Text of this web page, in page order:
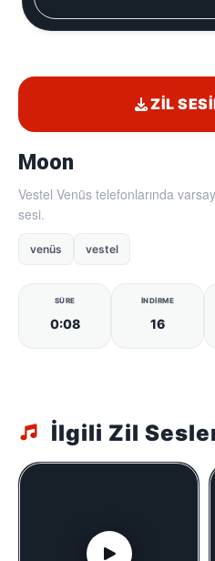
Moon
Vestel Venüs telefonlarında
sesi.
venüs vestel
SÜRE
0:08
İNDIRME
16
ZIL
İlgili Zil